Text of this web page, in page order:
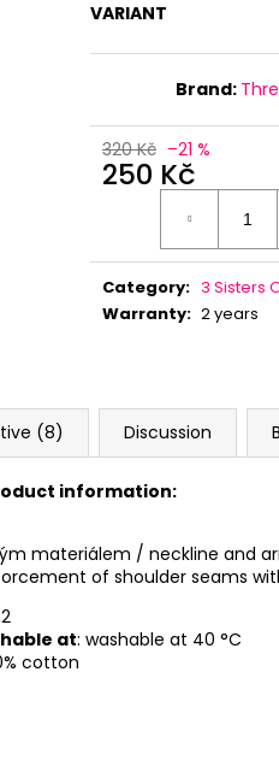
VARIANT
Brand:
320 Kč –21 %
250 Kč
Measure
Category: 3 Sisters
Warranty: 2 years
(8) Discussion
information:
materiálem / neckline and
of shoulder seams
at: washable at 40 °C
cotton